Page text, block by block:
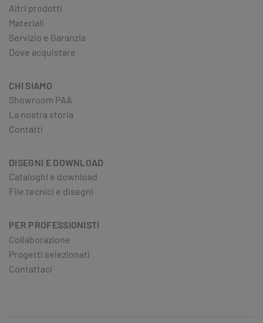
Altri prodotti
Materiali
Servizio e Garanzia
Dove acquistare
CHI SIAMO
Showroom PAA
La nostra storia
Contatti
DISEGNI E DOWNLOAD
Cataloghi e download
File tecnici e disegni
PER PROFESSIONISTI
Collaborazione
Progetti selezionati
Contattaci